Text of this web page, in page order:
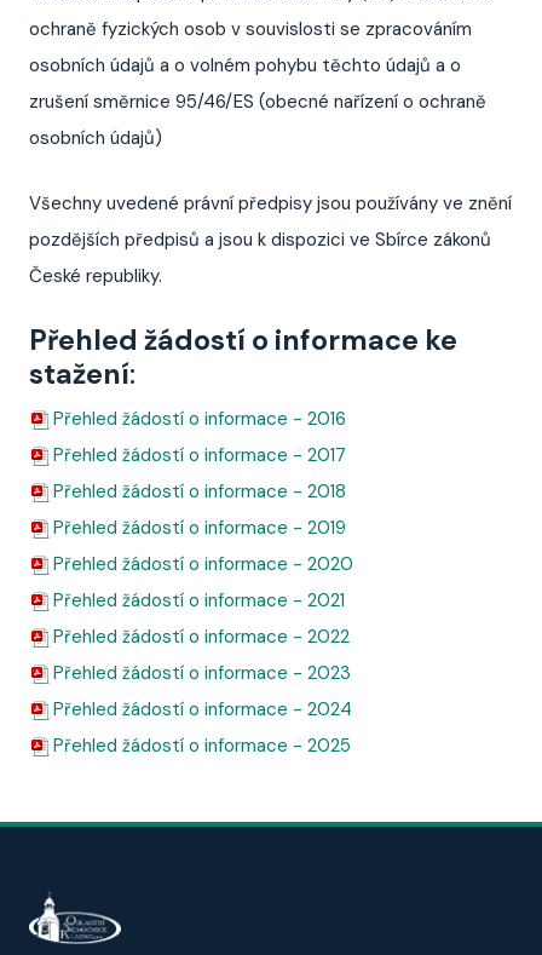
ochraně fyzických osob v souvislosti se zpracováním
osobních údajů a o volném pohybu těchto údajů a o
zrušení směrnice 95/46/ES (obecné nařízení o ochraně
osobních údajů)
Všechny uvedené právní předpisy jsou používány ve znění
pozdějších předpisů a jsou k dispozici ve Sbírce zákonů
České republiky.
Přehled žádostí o informace ke
stažení:
Přehled žádostí o informace - 2016
Přehled žádostí o informace - 2017
Přehled žádostí o informace - 2018
Přehled žádostí o informace - 2019
Přehled žádostí o informace - 2020
Přehled žádostí o informace - 2021
Přehled žádostí o informace - 2022
Přehled žádostí o informace - 2023
Přehled žádostí o informace - 2024
Přehled žádostí o informace - 2025